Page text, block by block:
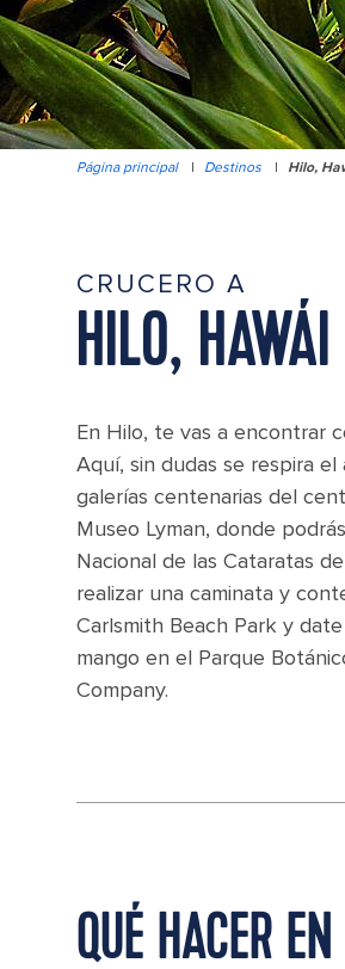
Página principal | Destinos | Hilo,
CRUCERO A
HILO, HAWÁI
En Hilo, te vas a encontrar
Aquí, sin dudas se respira
galerías centenarias del
Museo Lyman, donde
Nacional de las Cataratas
realizar una caminata y
Carlsmith Beach Park y
mango en el Parque
Company.
QUÉ HACER